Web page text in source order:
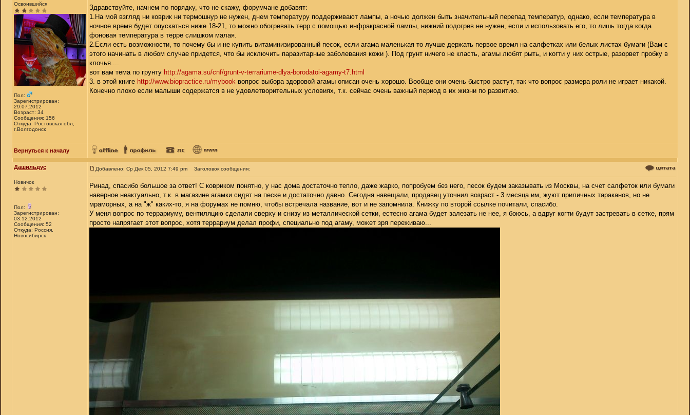
Освоившийся
Пол:
Зарегистрирован:
29.07.2012
Возраст: 34
Сообщения: 156
Откуда: Ростовская обл,
г.Волгодонск
Здравствуйте, начнем по порядку, что не скажу, форумчане добавят:
1.На мой взгляд ни коврик ни термошнур не нужен, днем температуру поддерживают лампы, а ночью должен быть значительный перепад температур, однако, если температура в
ночное время будет опускаться ниже 18-21, то можно обогревать терр с помощью инфракрасной лампы, нижний подогрев не нужен, если и использовать его, то лишь тогда когда
фоновая температура в терре слишком малая.
2.Если есть возможности, то почему бы и не купить витаминизированный песок, если агама маленькая то лучше держать первое время на салфетках или белых листах бумаги (Вам с
этого начинать в любом случае придется, что бы исключить паразитарные заболевания кожи ). Под грунт ничего не класть, агамы любят рыть, и когти у них острые, разорвет пробку в
клочья....
вот вам тема по грунту http://agama.su/cnf/grunt-v-terrariume-dlya-borodatoi-agamy-t7.html
3. в этой книге http://www.biopractice.ru/mybook вопрос выбора здоровой агамы описан очень хорошо. Вообще они очень быстро растут, так что вопрос размера роли не играет никакой.
Конечно плохо если малыши содержатся в не удовлетворительных условиях, т.к. сейчас очень важный период в их жизни по развитию.
Вернуться к началу
Дашильдус
Новичок
Пол:
Зарегистрирован:
03.12.2012
Сообщения: 52
Откуда: Россия,
Новосибирск
Добавлено: Ср Дек 05, 2012 7:49 pm Заголовок сообщения:
Ринад, спасибо большое за ответ! С ковриком понятно, у нас дома достаточно тепло, даже жарко, попробуем без него, песок будем заказывать из Москвы, на счет салфеток или бумаги
наверное неактуально, т.к. в магазине агамки сидят на песке и достаточно давно. Сегодня навещали, продавец уточнил возраст - 3 месяца им, жуют приличных тараканов, но не
мраморных, а на "ж" каких-то, я на форумах не помню, чтобы встречала название, вот и не запомнила. Книжку по второй ссылке почитали, спасибо.
У меня вопрос по террариуму, вентиляцию сделали сверху и снизу из металлической сетки, естесно агама будет залезать не нее, я боюсь, а вдруг когти будут застревать в сетке, прям
просто напрягает этот вопрос, хотя террариум делал профи, специально под агаму, может зря переживаю...